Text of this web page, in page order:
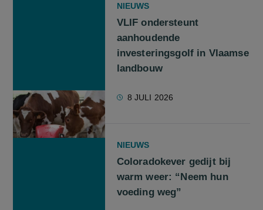
NIEUWS
VLIF ondersteunt
aanhoudende
investeringsgolf in Vlaamse
landbouw
8 JULI 2026
NIEUWS
Coloradokever gedijt bij
warm weer: “Neem hun
voeding weg”